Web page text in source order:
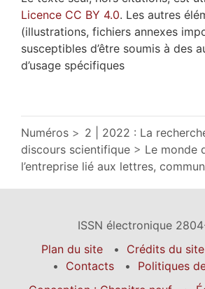
Licence CC BY 4.0. Les autres
(illustrations, fichiers annexes
susceptibles d’être soumis à des
d’usage spécifiques
Numéros
2 | 2022 : La
discours scientifique
Le monde
l’entreprise lié aux lettres,
ISSN électronique
Plan du site
Crédits du site
Contacts
Politiques